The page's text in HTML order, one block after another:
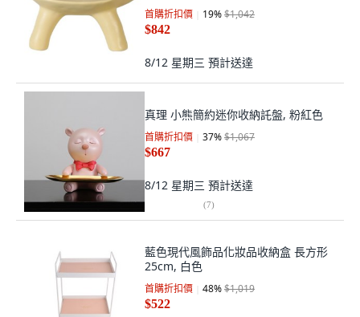
首購折扣價 19%$1,042
$842
8/12 星期三 預計送達
真理 小熊簡約迷你收納託盤, 粉紅色
首購折扣價 37%$1,067
$667
8/12 星期三 預計送達
(7)
藍色現代風飾品化妝品收納盒 長方形
25cm, 白色
首購折扣價 48%$1,019
$522